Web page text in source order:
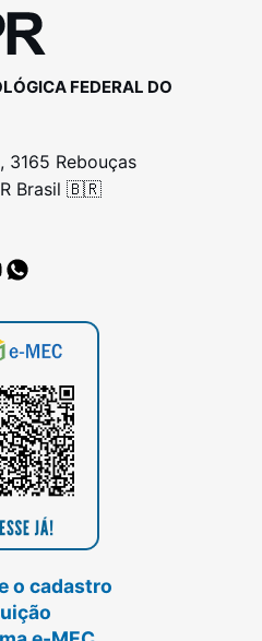
FEDERAL DO
3165 Rebouças
Brasil 🇧🇷
o cadastro